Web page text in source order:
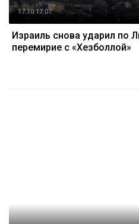
17.10 17:07
Израиль снова ударил по
перемирие с «Хезболлой»